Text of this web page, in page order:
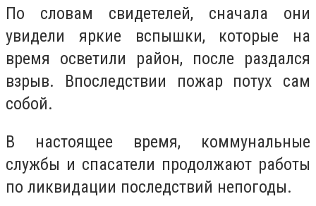
По словам свидетелей, сначала они
увидели яркие вспышки, которые на
время осветили район, после раздался
взрыв. Впоследствии пожар потух сам
собой.
В настоящее время, коммунальные
службы и спасатели продолжают работы
по ликвидации последствий непогоды.